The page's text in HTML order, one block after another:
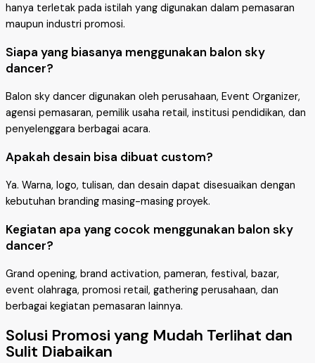
hanya terletak pada istilah yang digunakan dalam pemasaran
maupun industri promosi.
Siapa yang biasanya menggunakan balon sky
dancer?
Balon sky dancer digunakan oleh perusahaan, Event Organizer,
agensi pemasaran, pemilik usaha retail, institusi pendidikan, dan
penyelenggara berbagai acara.
Apakah desain bisa dibuat custom?
Ya. Warna, logo, tulisan, dan desain dapat disesuaikan dengan
kebutuhan branding masing-masing proyek.
Kegiatan apa yang cocok menggunakan balon sky
dancer?
Grand opening, brand activation, pameran, festival, bazar,
event olahraga, promosi retail, gathering perusahaan, dan
berbagai kegiatan pemasaran lainnya.
Solusi Promosi yang Mudah Terlihat dan
Sulit Diabaikan